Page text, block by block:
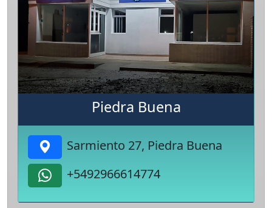
Piedra Buena
Sarmiento 27, Piedra Buena
+5492966614774